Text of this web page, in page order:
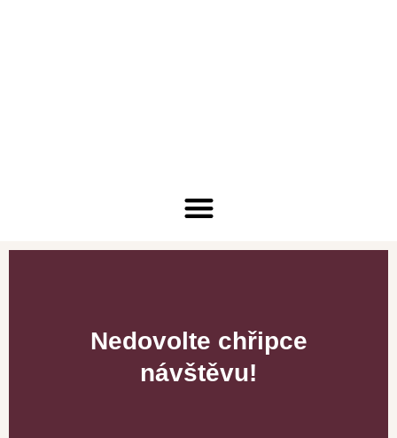
Nedovolte chřipce
návštěvu!